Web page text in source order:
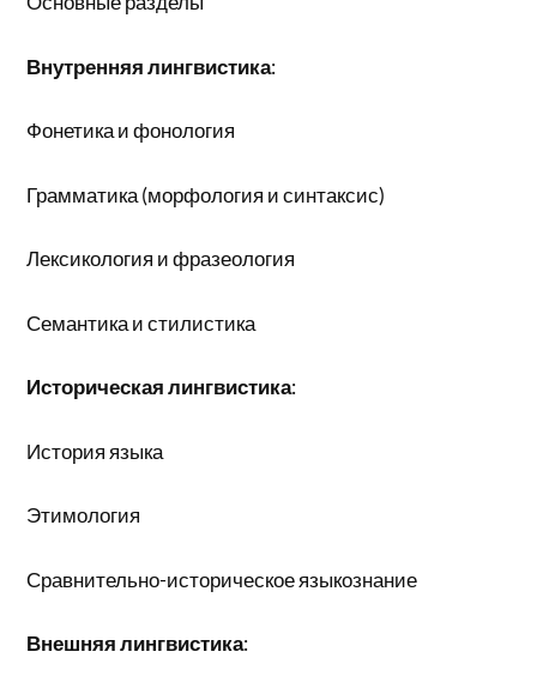
Внутренняя лингвистика:
Фонетика и фонология
Грамматика (морфология и синтаксис)
Лексикология и фразеология
Семантика и стилистика
Историческая лингвистика:
История языка
Этимология
Сравнительно-историческое языкознание
Внешняя лингвистика: